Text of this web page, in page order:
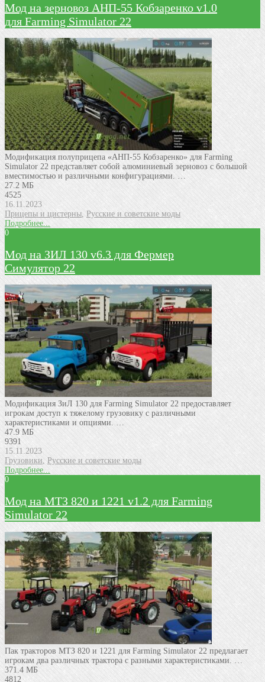
Мод на зeрновоз АНП-55 Кобзарeнко v1.0
для Farming Simulator 22
Модификация полуприцепа «АНП-55 Кобзаренко» для Farming
Simulator 22 представляет собой алюминиевый зерновоз с большой
вместимостью и различными конфигурациями. …
27.2 МБ
4525
16.11.2023
Прицепы и цистерны, Русские и советские моды
Подробнее...
0
Мод на ЗИЛ 130 v6.3 для Фермер
Симулятор 22
Модификация ЗиЛ 130 для Farming Simulator 22 предоставляет
игрокам доступ к тяжелому грузовику с различными
характеристиками и опциями. …
47.9 МБ
9391
15.11.2023
Грузовики, Русские и советские моды
Подробнее...
0
Мод на МТЗ 820 и 1221 v1.2 для Farming
Simulator 22
Пак тракторов МТЗ 820 и 1221 для Farming Simulator 22 предлагает
игрокам два различных трактора с разными характеристиками. …
371.4 МБ
4812